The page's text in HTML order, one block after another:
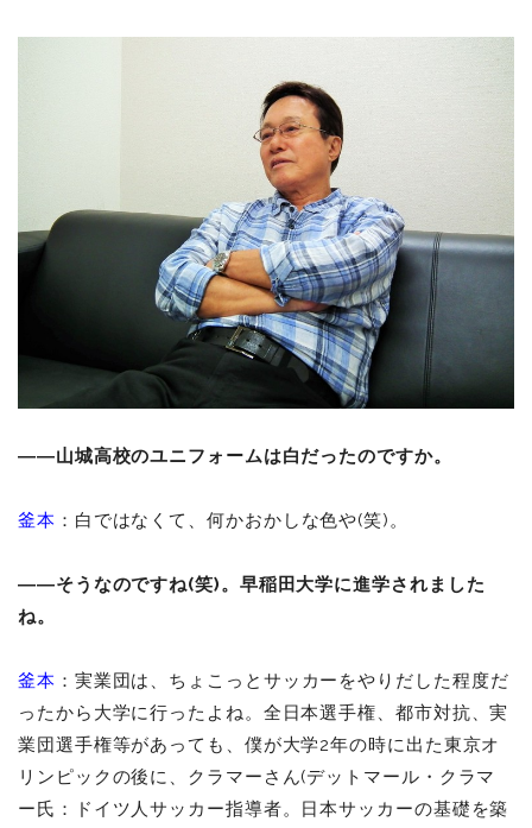
――山城高校のユニフォームは白だったのですか。
釜本 ：白ではなくて、何かおかしな色や(笑)。
――そうなのですね(笑)。早稲田大学に進学されました
ね。
釜本 ：実業団は、ちょこっとサッカーをやりだした程度だ
ったから大学に行ったよね。全日本選手権、都市対抗、実
業団選手権等があっても、僕が大学2年の時に出た東京オ
リンピックの後に、クラマーさん(デットマール・クラマ
ー氏：ドイツ人サッカー指導者。日本サッカーの基礎を築